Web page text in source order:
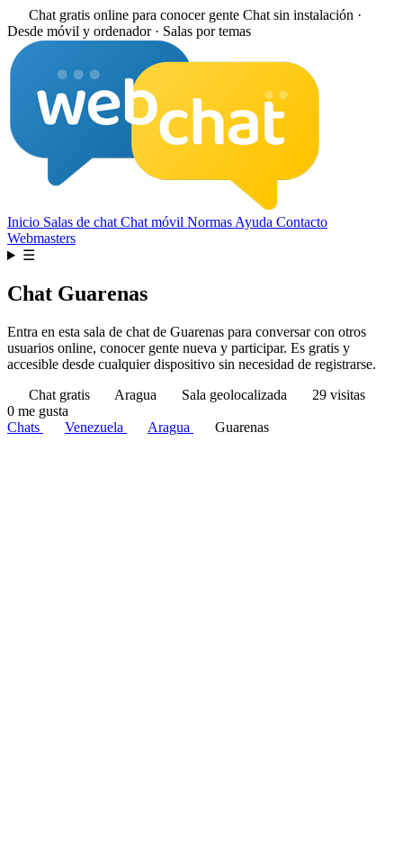
Chat gratis online para conocer gente Chat sin instalación ·
Desde móvil y ordenador · Salas por temas
Inicio Salas de chat Chat móvil Normas Ayuda Contacto
Webmasters
☰
Chat Guarenas
Entra en esta sala de chat de Guarenas para conversar con otros
usuarios online, conocer gente nueva y participar. Es gratis y
accesible desde cualquier dispositivo sin necesidad de registrarse.
Chat gratis
Aragua Sala geolocalizada
29 visitas
0 me gusta
Chats
Venezuela Aragua Guarenas